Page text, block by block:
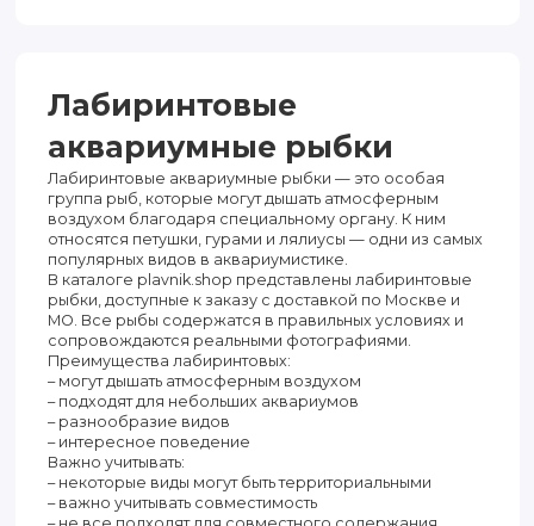
Лабиринтовые
аквариумные рыбки
Лабиринтовые аквариумные рыбки — это особая
группа рыб, которые могут дышать атмосферным
воздухом благодаря специальному органу. К ним
относятся петушки, гурами и лялиусы — одни из самых
популярных видов в аквариумистике.
В каталоге plavnik.shop представлены лабиринтовые
рыбки, доступные к заказу с доставкой по Москве и
МО. Все рыбы содержатся в правильных условиях и
сопровождаются реальными фотографиями.
Преимущества лабиринтовых:
– могут дышать атмосферным воздухом
– подходят для небольших аквариумов
– разнообразие видов
– интересное поведение
Важно учитывать:
– некоторые виды могут быть территориальными
– важно учитывать совместимость